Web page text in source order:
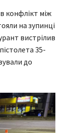
конфлікт між
на зупинці
вистрілив
35-
до